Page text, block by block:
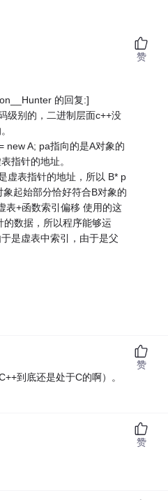
的回复:]
级别的，二进制层面c++没
new A; pa指向的是A对象的
指针的地址。
虚表指针的地址，所以 B* p
起始部分恰好符合B对象的
表+函数索引偏移 使用的这
数据，所以程序能够运
是虚表中索引，由于是父
赞
到底还是处于C的啊）。
赞
赞